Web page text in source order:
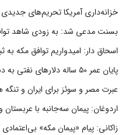
خزانه‌داری آمریکا تحریم‌های جدیدی
بسنت مدعی شد: به زودی شاهد
اسحاق دار: امیدواریم توافق مکه
پایان عمر ۵۰ ساله دلارهای نفتی به دست ایران
عبرت مصر و سوئز برای ایران و تنگه
اردوغان: پیمان سه‌جانبه با
زاکانی: پیام «پیمان مکه»